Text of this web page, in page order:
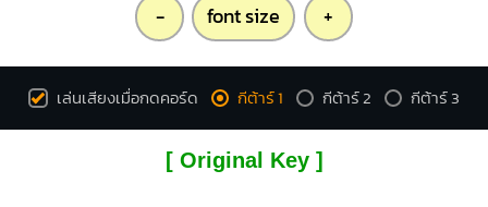
- font size +
เล่นเสียงเมื่อกดคอร์ด กีต้าร์ 1 กีต้าร์ 2 กีต้าร์ 3
[ Original Key ]